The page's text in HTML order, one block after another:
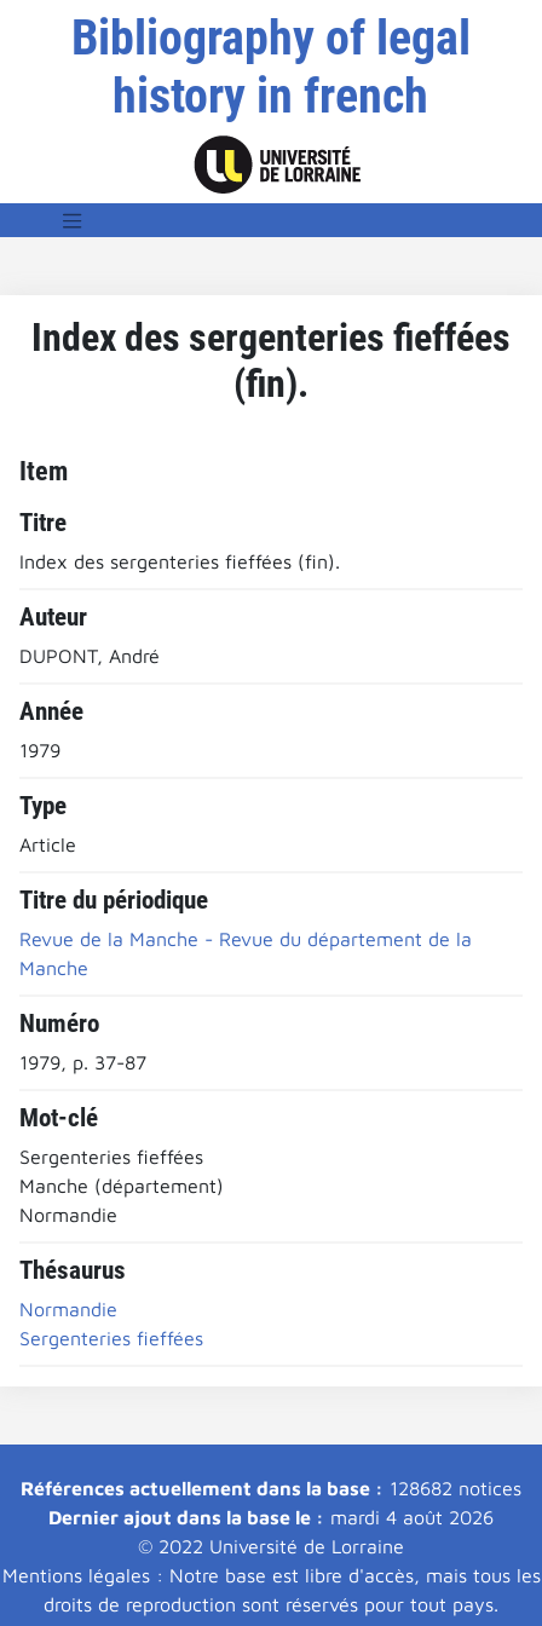
Bibliography of legal
history in french
Index des sergenteries fieffées
(fin).
Item
Titre
Index des sergenteries fieffées (fin).
Auteur
DUPONT, André
Année
1979
Type
Article
Titre du périodique
Revue de la Manche - Revue du département de la
Manche
Numéro
1979, p. 37-87
Mot-clé
Sergenteries fieffées
Manche (département)
Normandie
Thésaurus
Normandie
Sergenteries fieffées
Références actuellement dans la base : 128682 notices
Dernier ajout dans la base le : mardi 4 août 2026
© 2022 Université de Lorraine
Mentions légales : Notre base est libre d'accès, mais tous les
droits de reproduction sont réservés pour tout pays.